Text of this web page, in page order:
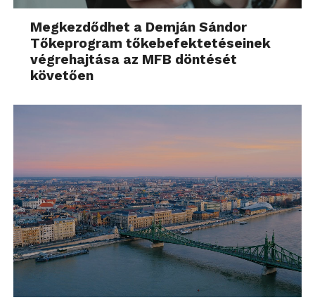
Megkezdődhet a Demján Sándor
Tőkeprogram tőkebefektetéseinek
végrehajtása az MFB döntését
követően